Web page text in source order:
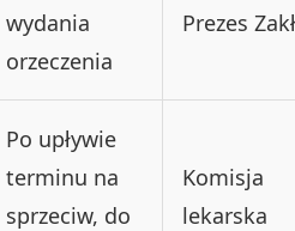
wydania
orzeczenia
Prezes
Po upływie
terminu na
sprzeciw, do
Komisja
lekarska